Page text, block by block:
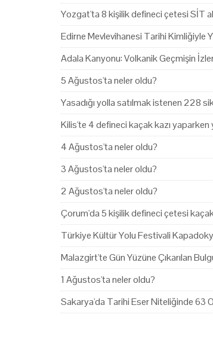
Yozgat'ta 8 kişilik defineci çetesi SİT
Edirne Mevlevihanesi Tarihi Kimliğiyle
Adala Kanyonu: Volkanik Geçmişin
5 Ağustos'ta neler oldu?
Yasadığı yolla satılmak istenen 228
Kilis'te 4 defineci kaçak kazı yaparken
4 Ağustos'ta neler oldu?
3 Ağustos'ta neler oldu?
2 Ağustos'ta neler oldu?
Çorum'da 5 kişilik defineci çetesi
Türkiye Kültür Yolu Festivali
Malazgirt'te Gün Yüzüne Çıkarılan
1 Ağustos'ta neler oldu?
Sakarya'da Tarihi Eser Niteliğinde 63